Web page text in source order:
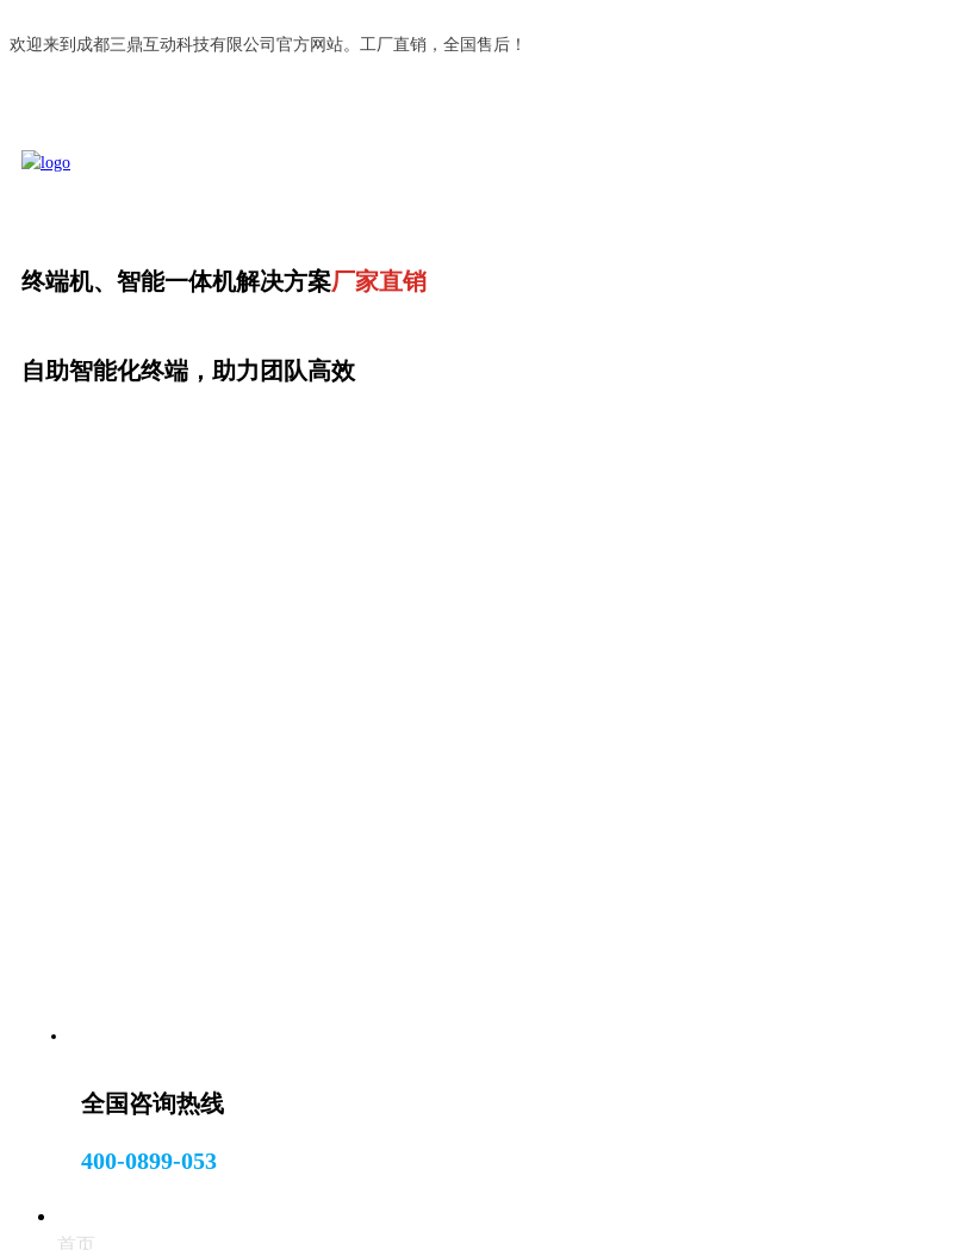
欢迎来到成都三鼎互动科技有限公司官方网站。工厂直销，全国售后！
终端机、智能一体机解决方案厂家直销
自助智能化终端，助力团队高效
全国咨询热线
400-0899-053
首页